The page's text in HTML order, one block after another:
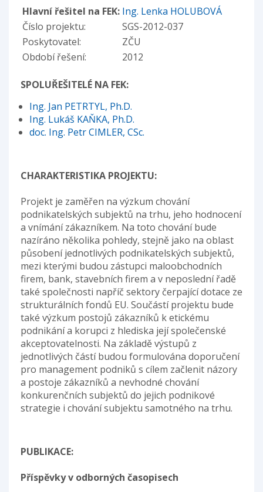
Hlavní řešitel na FEK: Ing. Lenka HOLUBOVÁ
Číslo projektu:
SGS-2012-037
Poskytovatel:
ZČU
Období řešení:
2012
SPOLUŘEŠITELÉ NA FEK:
Ing. Jan PETRTYL, Ph.D.
Ing. Lukáš KAŇKA, Ph.D.
doc. Ing. Petr CIMLER, CSc.
CHARAKTERISTIKA PROJEKTU:
Projekt je zaměřen na výzkum chování
podnikatelských subjektů na trhu, jeho hodnocení
a vnímání zákazníkem. Na toto chování bude
nazíráno několika pohledy, stejně jako na oblast
působení jednotlivých podnikatelských subjektů,
mezi kterými budou zástupci maloobchodních
firem, bank, stavebních firem a v neposlední řadě
také společnosti napříč sektory čerpající dotace ze
strukturálních fondů EU. Součástí projektu bude
také výzkum postojů zákazníků k etickému
podnikání a korupci z hlediska její společenské
akceptovatelnosti. Na základě výstupů z
jednotlivých částí budou formulována doporučení
pro management podniků s cílem začlenit názory
a postoje zákazníků a nevhodné chování
konkurenčních subjektů do jejich podnikové
strategie i chování subjektu samotného na trhu.
PUBLIKACE:
Příspěvky v odborných časopisech